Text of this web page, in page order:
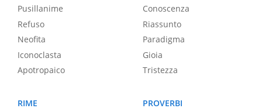
Pusillanime
Refuso
Neofita
Iconoclasta
Apotropaico
Conoscenza
Riassunto
Paradigma
Gioia
Tristezza
RIME
PROVERBI